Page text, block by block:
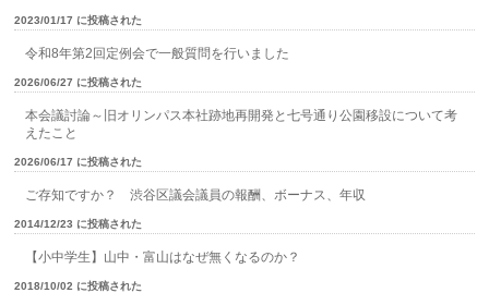
2023/01/17 に投稿された
令和8年第2回定例会で一般質問を行いました
2026/06/27 に投稿された
本会議討論～旧オリンパス本社跡地再開発と七号通り公園移設について考
えたこと
2026/06/17 に投稿された
ご存知ですか？ 渋谷区議会議員の報酬、ボーナス、年収
2014/12/23 に投稿された
【小中学生】山中・富山はなぜ無くなるのか？
2018/10/02 に投稿された